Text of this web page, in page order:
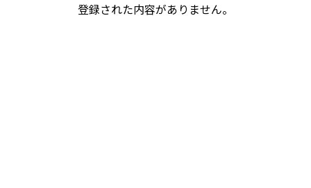
登録された内容がありません。